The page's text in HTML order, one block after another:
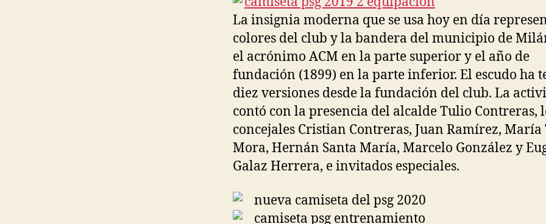
La insignia moderna que se usa hoy en día
colores del club y la bandera del municipio de
el acrónimo ACM en la parte superior y el año de
fundación (1899) en la parte inferior. El escudo ha
diez versiones desde la fundación del club. La
contó con la presencia del alcalde Tulio Contreras,
concejales Cristian Contreras, Juan Ramírez, María
Mora, Hernán Santa María, Marcelo González y
Galaz Herrera, e invitados especiales.